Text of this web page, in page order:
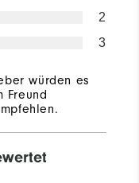
2
3
würden es
Freund